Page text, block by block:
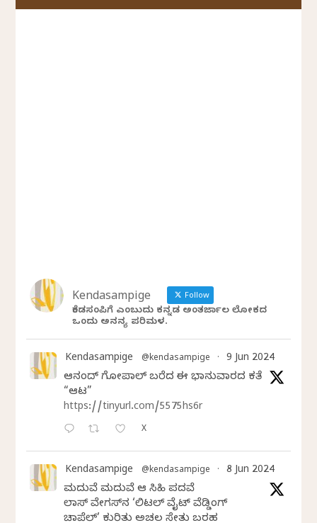
Kendasampige Follow
ಕೆಂಡಸಂಪಿಗೆ ಎಂಬುದು ಕನ್ನಡ ಅಂತರ್ಜಾಲ ಲೋಕದ
ಒಂದು ಅನನ್ಯ ಪರಿಮಳ.
Kendasampige @kendasampige · 9 Jun 2024
ಆನಂದ್‌ ಗೋಪಾಲ್‌ ಬರೆದ ಈ ಭಾನುವಾರದ ಕತೆ
“ಆಟ”
https://tinyurl.com/5575hs6r
X
Kendasampige @kendasampige · 8 Jun 2024
ಮದುವೆ ಮದುವೆ ಆ ಸಿಹಿ ಪದವೆ
ಲಾಸ್‌ ವೇಗಸ್‌ನ ‘ಲಿಟಲ್ ವೈಟ್ ವೆಡ್ಡಿಂಗ್
ಚಾಪೆಲ್’ ಕುರಿತು ಅಚಲ ಸೇತು ಬರಹ